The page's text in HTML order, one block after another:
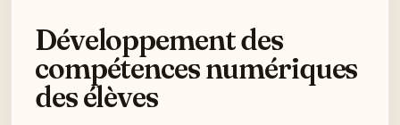
Développement des
compétences numériques
des élèves